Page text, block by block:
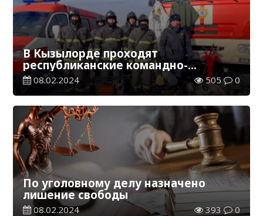
В Кызылорде проходят
республиканские командно-
штабные учения «Көктем-2024»
08.02.2024 505 0
По уголовному делу назначено
лишение свободы
08.02.2024 393 0